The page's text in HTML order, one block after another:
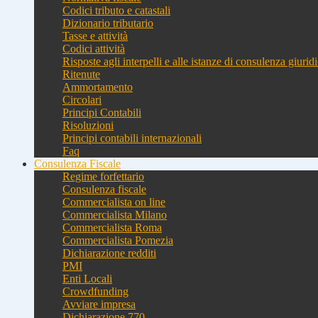
Codici tributo e catastali
Dizionario tributario
Tasse e attività
Codici attività
Risposte agli interpelli e alle istanze di consulenza
Ritenute
Ammortamento
Circolari
Principi Contabili
Risoluzioni
Principi contabili internazionali
Faq
Consulenza Fiscale
Regime forfettario
Consulenza fiscale
Commercialista on line
Commercialista Milano
Commercialista Roma
Commercialista Pomezia
Dichiarazione redditi
PMI
Enti Locali
Crowdfunding
Avviare impresa